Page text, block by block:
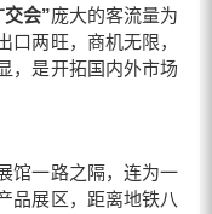
交会”庞大的客流量为
口两旺，商机无限，
，是开拓国内外市场
一路之隔，连为一
品展区，距离地铁八